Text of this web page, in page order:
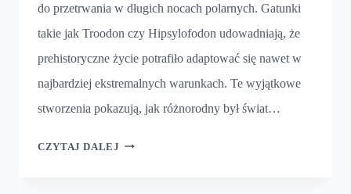
do przetrwania w długich nocach polarnych. Gatunki
takie jak Troodon czy Hipsylofodon udowadniają, że
prehistoryczne życie potrafiło adaptować się nawet w
najbardziej ekstremalnych warunkach. Te wyjątkowe
stworzenia pokazują, jak różnorodny był świat…
CZYTAJ DALEJ NAJZIMNIEJSZE